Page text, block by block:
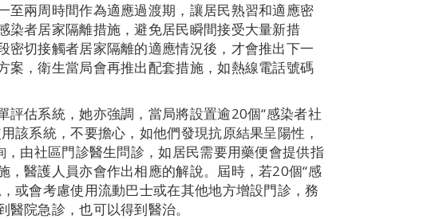
至兩周時間作為適應過渡期，讓居民熟習和適應密
染者居家隔離措施，避免居民瞬間接受大量新措
密切接觸者居家隔離的適應情況後，才會推出下一
案，衛生當局會再推出配套措施，如熱線電話號碼
評估系統，她亦強調，當局將設置逾20個“感染者社
該系統，不要擔心，如他們發現抗原結果呈陽性，
，由社區門診醫生問診，如居民需要用藥便會提供指
，醫護人員亦會作出相應的解說。屆時，若20個“感
或會考慮使用流動巴士或在其他地方增設門診，務
院急診，也可以得到醫治。